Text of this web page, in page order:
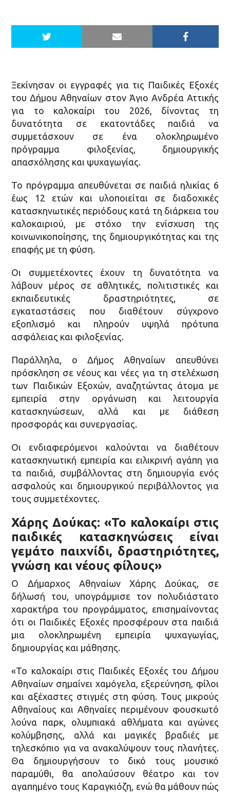
Ξεκίνησαν οι εγγραφές για τις Παιδικές Εξοχές
του Δήμου Αθηναίων στον Άγιο Ανδρέα Αττικής
για το καλοκαίρι του 2026, δίνοντας τη
δυνατότητα σε εκατοντάδες παιδιά να
συμμετάσχουν σε ένα ολοκληρωμένο
πρόγραμμα φιλοξενίας, δημιουργικής
απασχόλησης και ψυχαγωγίας.
Το πρόγραμμα απευθύνεται σε παιδιά ηλικίας 6
έως 12 ετών και υλοποιείται σε διαδοχικές
κατασκηνωτικές περιόδους κατά τη διάρκεια του
καλοκαιριού, με στόχο την ενίσχυση της
κοινωνικοποίησης, της δημιουργικότητας και της
επαφής με τη φύση.
Οι συμμετέχοντες έχουν τη δυνατότητα να
λάβουν μέρος σε αθλητικές, πολιτιστικές και
εκπαιδευτικές δραστηριότητες, σε
εγκαταστάσεις που διαθέτουν σύγχρονο
εξοπλισμό και πληρούν υψηλά πρότυπα
ασφάλειας και φιλοξενίας.
Παράλληλα, ο Δήμος Αθηναίων απευθύνει
πρόσκληση σε νέους και νέες για τη στελέχωση
των Παιδικών Εξοχών, αναζητώντας άτομα με
εμπειρία στην οργάνωση και λειτουργία
κατασκηνώσεων, αλλά και με διάθεση
προσφοράς και συνεργασίας.
Οι ενδιαφερόμενοι καλούνται να διαθέτουν
κατασκηνωτική εμπειρία και ειλικρινή αγάπη για
τα παιδιά, συμβάλλοντας στη δημιουργία ενός
ασφαλούς και δημιουργικού περιβάλλοντος για
τους συμμετέχοντες.
Χάρης Δούκας: «Το καλοκαίρι στις
παιδικές κατασκηνώσεις είναι
γεμάτο παιχνίδι, δραστηριότητες,
γνώση και νέους φίλους»
Ο Δήμαρχος Αθηναίων Χάρης Δούκας, σε
δήλωσή του, υπογράμμισε τον πολυδιάστατο
χαρακτήρα του προγράμματος, επισημαίνοντας
ότι οι Παιδικές Εξοχές προσφέρουν στα παιδιά
μια ολοκληρωμένη εμπειρία ψυχαγωγίας,
δημιουργίας και μάθησης.
«Το καλοκαίρι στις Παιδικές Εξοχές του Δήμου
Αθηναίων σημαίνει χαμόγελα, εξερεύνηση, φίλοι
και αξέχαστες στιγμές στη φύση. Τους μικρούς
Αθηναίους και Αθηναίες περιμένουν φουσκωτό
λούνα παρκ, ολυμπιακά αθλήματα και αγώνες
κολύμβησης, αλλά και μαγικές βραδιές με
τηλεσκόπιο για να ανακαλύψουν τους πλανήτες.
Θα δημιουργήσουν το δικό τους μουσικό
παραμύθι, θα απολαύσουν θέατρο και τον
αγαπημένο τους Καραγκιόζη, ενώ θα μάθουν πώς